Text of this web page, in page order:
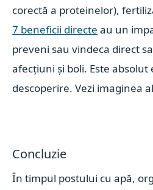
corectă a proteinelor),
7 beneficii directe au un
preveni sau vindeca direct
afecțiuni și boli. Este
descoperire. Vezi imaginea
Concluzie
În timpul postului cu apă,